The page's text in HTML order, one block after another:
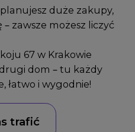
duże zakupy,
zawsze możesz liczyć
67 w Krakowie
dom – tu każdy
łatwo i wygodnie!
trafić